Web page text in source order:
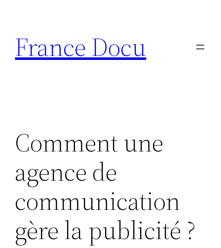
contenu
France Docu
Comment une
agence de
communication
gère la publicité ?